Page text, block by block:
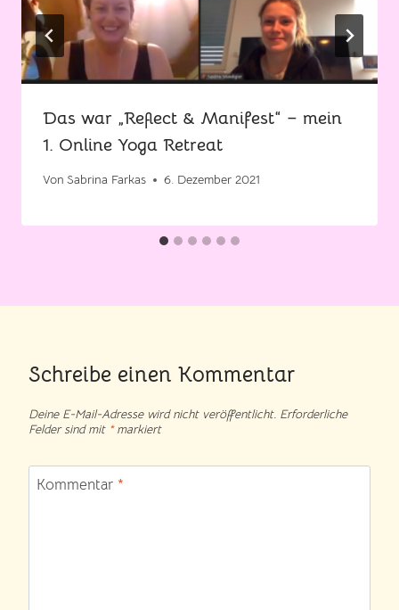
Das war „Reflect & Manifest“ – mein
1. Online Yoga Retreat
Von Sabrina Farkas 6. Dezember 2021
Schreibe einen Kommentar
Deine E-Mail-Adresse wird nicht veröffentlicht. Erforderliche
Felder sind mit *markiert
Kommentar *